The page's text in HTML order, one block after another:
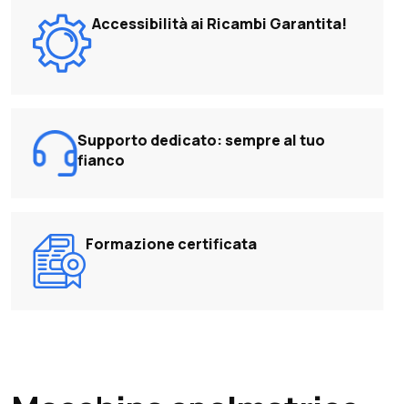
Accessibilità ai Ricambi Garantita!
Supporto dedicato: sempre al tuo
fianco
Formazione certificata